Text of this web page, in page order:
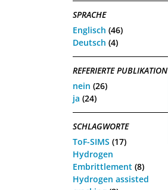
SPRACHE
Englisch (46)
Deutsch (4)
REFERIERTE PUBLIKATION
nein (26)
ja (24)
SCHLAGWORTE
ToF-SIMS (17)
Hydrogen
Embrittlement (8)
Hydrogen assisted